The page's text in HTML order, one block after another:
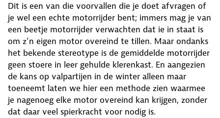
Dit is een van die voorvallen die je doet afvragen of
je wel een echte motorrijder bent; immers mag je van
een beetje motorrijder verwachten dat ie in staat is
om z’n eigen motor overeind te tillen. Maar ondanks
het bekende stereotype is de gemiddelde motorrijder
geen stoere in leer gehulde klerenkast. En aangezien
de kans op valpartijen in de winter alleen maar
toeneemt laten we hier een methode zien waarmee
je nagenoeg elke motor overeind kan krijgen, zonder
dat daar veel spierkracht voor nodig is.